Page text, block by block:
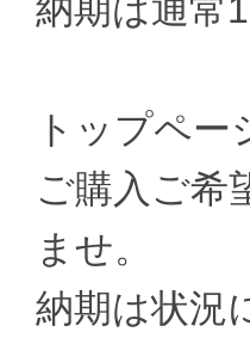
納期は通常
トップペ
ご購入ご希
ませ。
納期は状況